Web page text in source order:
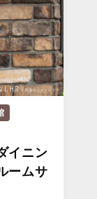
イニン
ームサ